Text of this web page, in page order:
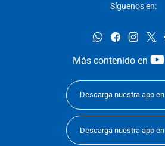
Síguenos en:
whatsappfacebook
Más contenido en
Descarga nuestra app en
Descarga nuestra app en